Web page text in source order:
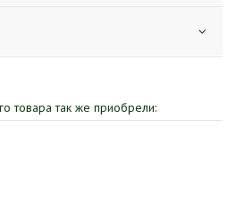
товара так же приобрели: